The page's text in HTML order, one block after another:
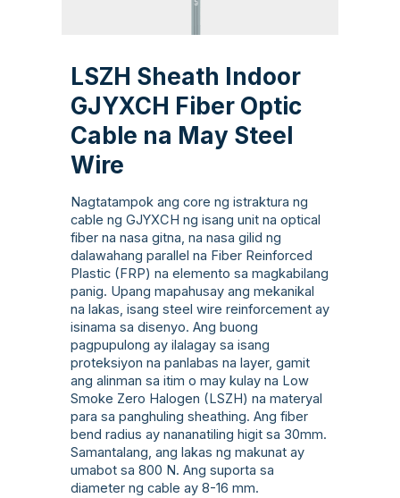
LSZH Sheath Indoor
GJYXCH Fiber Optic
Cable na May Steel
Wire
Nagtatampok ang core ng istraktura ng
cable ng GJYXCH ng isang unit na optical
fiber na nasa gitna, na nasa gilid ng
dalawahang parallel na Fiber Reinforced
Plastic (FRP) na elemento sa magkabilang
panig. Upang mapahusay ang mekanikal
na lakas, isang steel wire reinforcement ay
isinama sa disenyo. Ang buong
pagpupulong ay ilalagay sa isang
proteksiyon na panlabas na layer, gamit
ang alinman sa itim o may kulay na Low
Smoke Zero Halogen (LSZH) na materyal
para sa panghuling sheathing. Ang fiber
bend radius ay nananatiling higit sa 30mm.
Samantalang, ang lakas ng makunat ay
umabot sa 800 N. Ang suporta sa
diameter ng cable ay 8-16 mm.